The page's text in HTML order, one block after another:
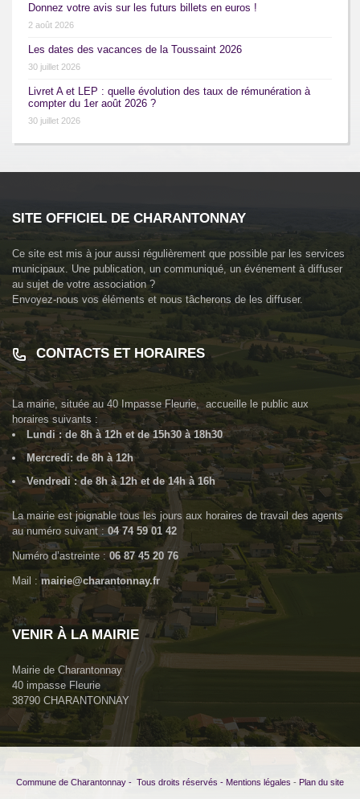
Donnez votre avis sur les futurs billets en euros !
2 août 2026
Les dates des vacances de la Toussaint 2026
30 juillet 2026
Livret A et LEP : quelle évolution des taux de rémunération à
compter du 1er août 2026 ?
30 juillet 2026
SITE OFFICIEL DE CHARANTONNAY
Ce site est mis à jour aussi régulièrement que possible par les services
municipaux. Une publication, un communiqué, un événement à diffuser
au sujet de votre association ?
Envoyez-nous vos éléments et nous tâcherons de les diffuser.
CONTACTS ET HORAIRES
La mairie, située au 40 Impasse Fleurie, accueille le public aux
horaires suivants :
Lundi : de 8h à 12h et de 15h30 à 18h30
Mercredi: de 8h à 12h
Vendredi : de 8h à 12h et de 14h à 16h
La mairie est joignable tous les jours aux horaires de travail des agents
au numéro suivant :04 74 59 01 42
Numéro d’astreinte : 06 87 45 20 76
Mail :mairie@charantonnay.fr
VENIR À LA MAIRIE
Mairie de Charantonnay
40 impasse Fleurie
38790 CHARANTONNAY
Commune de Charantonnay - Tous droits réservés - Mentions légales - Plan du site